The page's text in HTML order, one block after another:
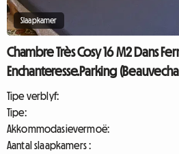
Slaapkamer
Chambre Très Cosy 16 M2 Dans
Enchanteresse.Parking
Tipe verblyf:
Tipe:
Akkommodasievermoë:
Aantal slaapkamers :